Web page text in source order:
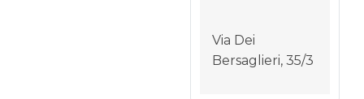
Via Dei
Bersaglieri, 35/3